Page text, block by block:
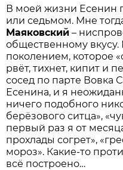
В моей жизни Есенин
или седьмом. Мне
Маяковский –
общественному
поколением, которое
рвёт, тихнет, кипит и
сосед по парте Вовка
Есенина, и я
ничего подобного
берёзового ситца»,
первый раз я от
прохлады согрет»,
мороз». Какие-то
всё построено…